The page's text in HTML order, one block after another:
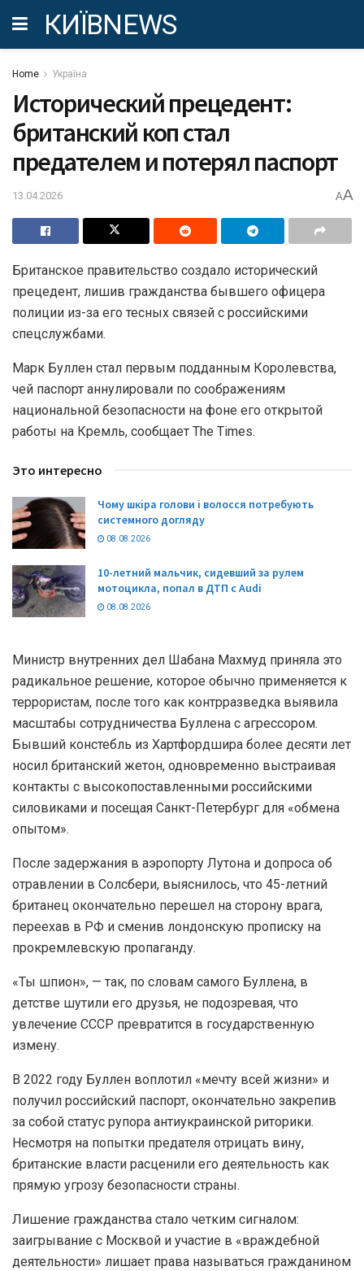
КИЇВNEWS
Home Україна
Исторический прецедент:
британский коп стал
предателем и потерял паспорт
13.04.2026 AA
Британское правительство создало исторический
прецедент, лишив гражданства бывшего офицера
полиции из-за его тесных связей с российскими
спецслужбами.
Марк Буллен стал первым подданным Королевства,
чей паспорт аннулировали по соображениям
национальной безопасности на фоне его открытой
работы на Кремль, сообщает The Times.
Это интересно
Чому шкіра голови і волосся потребують
системного догляду
08.08.2026
10-летний мальчик, сидевший за рулем
мотоцикла, попал в ДТП с Audi
08.08.2026
Министр внутренних дел Шабана Махмуд приняла это
радикальное решение, которое обычно применяется к
террористам, после того как контрразведка выявила
масштабы сотрудничества Буллена с агрессором.
Бывший констебль из Хартфордшира более десяти лет
носил британский жетон, одновременно выстраивая
контакты с высокопоставленными российскими
силовиками и посещая Санкт-Петербург для «обмена
опытом».
После задержания в аэропорту Лутона и допроса об
отравлении в Солсбери, выяснилось, что 45-летний
британец окончательно перешел на сторону врага,
переехав в РФ и сменив лондонскую прописку на
прокремлевскую пропаганду.
«Ты шпион», — так, по словам самого Буллена, в
детстве шутили его друзья, не подозревая, что
увлечение СССР превратится в государственную
измену.
В 2022 году Буллен воплотил «мечту всей жизни» и
получил российский паспорт, окончательно закрепив
за собой статус рупора антиукраинской риторики.
Несмотря на попытки предателя отрицать вину,
британские власти расценили его деятельность как
прямую угрозу безопасности страны.
Лишение гражданства стало четким сигналом:
заигрывание с Москвой и участие в «враждебной
деятельности» лишает права называться гражданином